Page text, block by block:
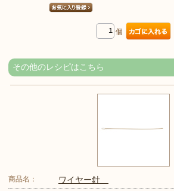
個
その他のレシピはこちら
商品名： ワイヤー針